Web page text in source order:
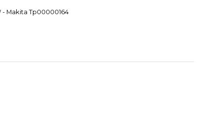
- Makita Tp00000164